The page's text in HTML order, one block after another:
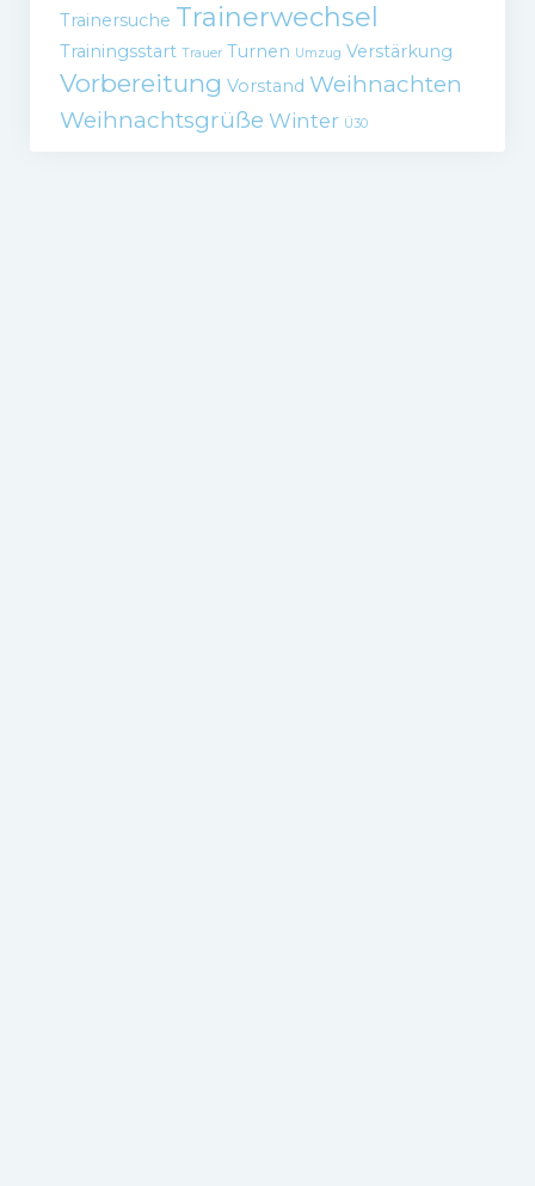
Trainersuche Trainerwechsel
Trainingsstart Trauer Turnen Umzug Verstärkung
Vorbereitung Vorstand Weihnachten
Weihnachtsgrüße Winter Ü30